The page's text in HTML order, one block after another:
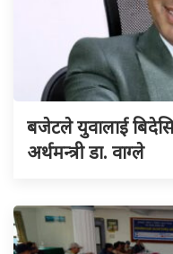
बजेटले युवालाई
अर्थमन्त्री डा. वाग्ले